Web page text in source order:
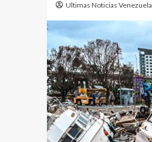
Ultimas Noticias Venezuela